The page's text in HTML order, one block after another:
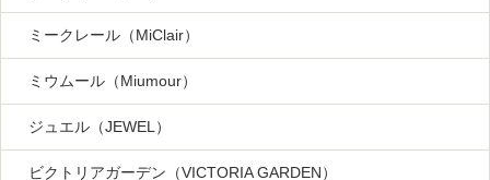
ミークレール（MiClair）
ミウムール（Miumour）
ジュエル（JEWEL）
ビクトリアガーデン（VICTORIA GARDEN）